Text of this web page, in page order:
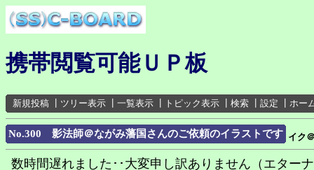
携帯閲覧可能ＵＰ板
新規投稿 ツリー表示 一覧表示 トピック表示 検索 設定 ホー
No.300 影法師＠ながみ藩国さんのご依頼のイラストです イク
数時間遅れました･･大変申し訳ありません（エター